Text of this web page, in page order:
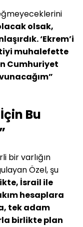
olsak,
‘Ekrem’i
muhalefette
Cumhuriyet
Bu
bir varlığın
Özel, şu
İsrail ile
hesaplara
tek adam
birlikte plan